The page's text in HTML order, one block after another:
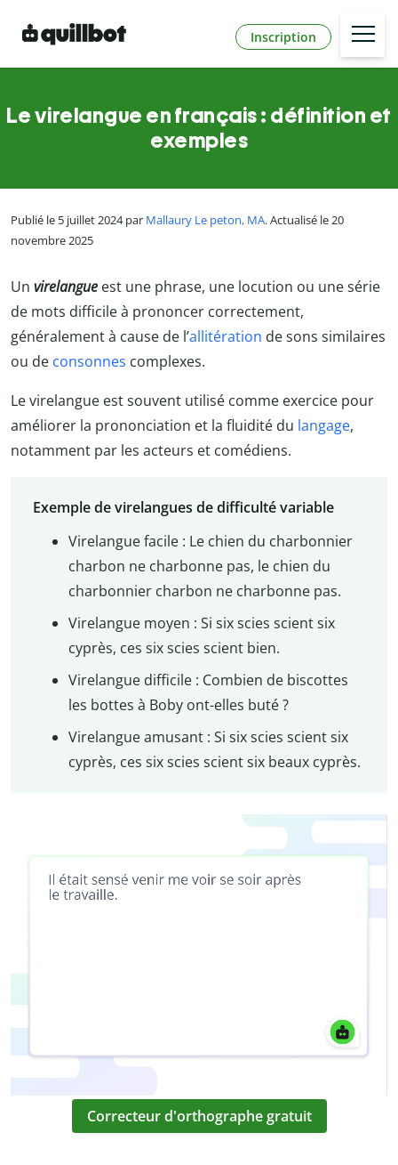
Inscription
Le virelangue en français : définition et
exemples
Publié le 5 juillet 2024 par Mallaury Le peton, MA. Actualisé le 20
novembre 2025
Un virelangue est une phrase, une locution ou une série
de mots difficile à prononcer correctement,
généralement à cause de l’allitération de sons similaires
ou de consonnes complexes.
Le virelangue est souvent utilisé comme exercice pour
améliorer la prononciation et la fluidité du langage,
notamment par les acteurs et comédiens.
Exemple de virelangues de difficulté variable
Virelangue facile : Le chien du charbonnier
charbon ne charbonne pas, le chien du
charbonnier charbon ne charbonne pas.
Virelangue moyen : Si six scies scient six
cyprès, ces six scies scient bien.
Virelangue difficile : Combien de biscottes
les bottes à Boby ont-elles buté ?
Virelangue amusant : Si six scies scient six
cyprès, ces six scies scient six beaux cyprès.
Correcteur d'orthographe gratuit